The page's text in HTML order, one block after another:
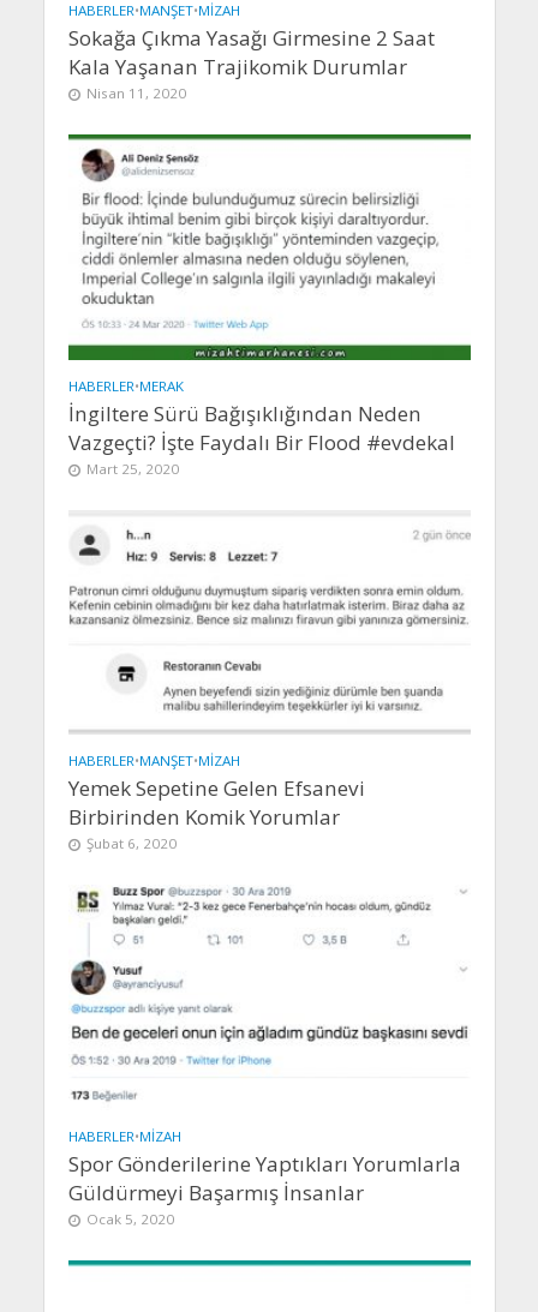
HABERLER•MANŞET•MIZAH
Sokağa Çıkma Yasağı Girmesine 2 Saat
Kala Yaşanan Trajikomik Durumlar
Nisan 11, 2020
HABERLER•MERAK
İngiltere Sürü Bağışıklığından Neden
Vazgeçti? İşte Faydalı Bir Flood #evdekal
Mart 25, 2020
HABERLER•MANŞET•MIZAH
Yemek Sepetine Gelen Efsanevi
Birbirinden Komik Yorumlar
Şubat 6, 2020
HABERLER•MIZAH
Spor Gönderilerine Yaptıkları Yorumlarla
Güldürmeyi Başarmış İnsanlar
Ocak 5, 2020